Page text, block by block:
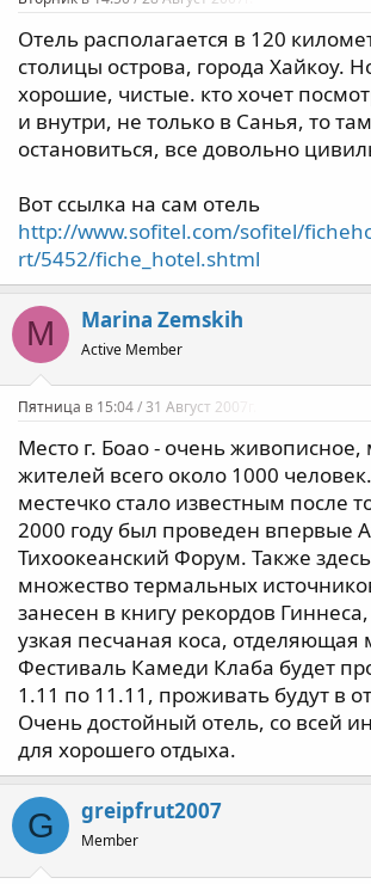
Отель располагается в 120
столицы острова, города Хайкоу.
хорошие, чистые. кто хочет
и внутри, не только в Санья, то
остановиться, все довольно
Вот ссылка на сам отель
http://www.sofitel.com/sofitel/
rt/5452/fiche_hotel.shtml
M Marina Zemskih
Active Member
Пятница в 15:04 / 31 Август 2007г.
Место г. Боао - очень живописное,
жителей всего около 1000
местечко стало известным после
2000 году был проведен впервые
Тихоокеанский Форум. Также
множество термальных
занесен в книгу рекордов
узкая песчаная коса, отделяющая
Фестиваль Камеди Клаба будет
1.11 по 11.11, проживать будут в
Очень достойный отель, со всей
для хорошего отдыха.
G greipfrut2007
Member